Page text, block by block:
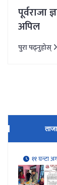
पूर्वराजा
अपिल
पुरा पढ्नुहोस्
११ घन्टा